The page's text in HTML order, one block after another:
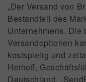
„Der Versand von
Bestandteil des
Unternehmens. Die
Versandoptionen
kostspielig und
Heihoff,
Deutschland.